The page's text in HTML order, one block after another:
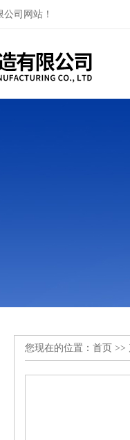
司网站！
您现在的位置： 首页 >>